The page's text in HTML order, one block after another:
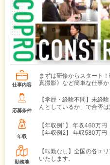
仕事内容
まずは研修からスタート
真撮影》など簡単な仕事か
応募条件
【学歴・経験不問】未経
んとしているか」で合否
年収
【年収例1】
年収460万円
【年収例2】
年収580万円
勤務地
【転勤なし】全国の各エ
いたします。